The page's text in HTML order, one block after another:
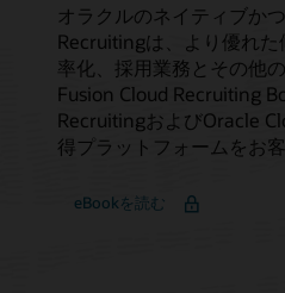
オラクルのネイティブか
Recruitingは、より優れ
率化、採用業務とその他
Fusion Cloud Recruiting
RecruitingおよびOracle
得プラットフォームをお
eBookを読む